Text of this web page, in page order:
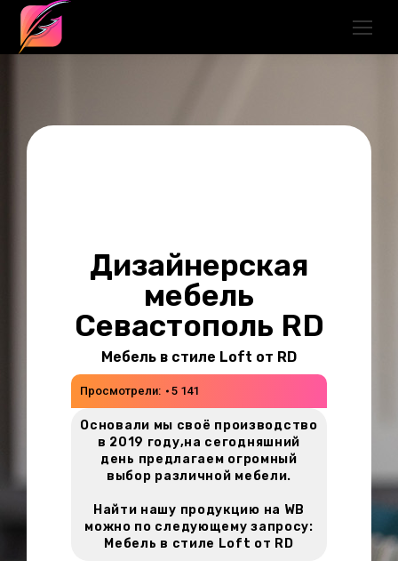
Дизайнерская
мебель
Севастополь RD
Мебель в стиле Loft от RD
Просмотрели: 5 141
Основали мы своё производство
в 2019 году,на сегодняшний
день предлагаем огромный
выбор различной мебели.
Найти нашу продукцию на WB
можно по следующему запросу:
Мебель в стиле Loft от RD